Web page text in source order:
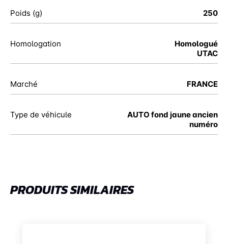
Poids (g) 250
Homologation
Homologué
UTAC
Marché FRANCE
Type de véhicule
AUTO fond jaune ancien
numéro
PRODUITS SIMILAIRES